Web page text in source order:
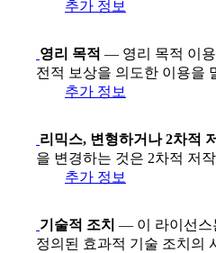
추가 정보
영리 목적 — 영리 목적 이
전적 보상을 의도한 이용을
추가 정보
리믹스, 변형하거나 2차적
을 변경하는 것은 2차적 저
추가 정보
기술적 조치 — 이 라이선스
정의된 효과적 기술 조치의